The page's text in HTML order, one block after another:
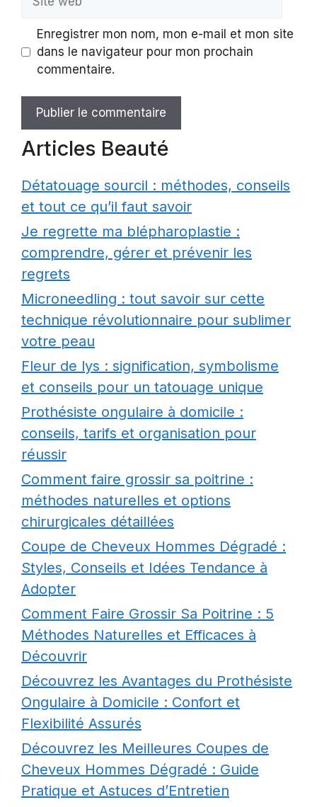
web
Enregistrer mon nom, mon e-mail et mon site
dans le navigateur pour mon prochain
commentaire.
Articles Beauté
Détatouage sourcil : méthodes, conseils
et tout ce qu’il faut savoir
Je regrette ma blépharoplastie :
comprendre, gérer et prévenir les
regrets
Microneedling : tout savoir sur cette
technique révolutionnaire pour sublimer
votre peau
Fleur de lys : signification, symbolisme
et conseils pour un tatouage unique
Prothésiste ongulaire à domicile :
conseils, tarifs et organisation pour
réussir
Comment faire grossir sa poitrine :
méthodes naturelles et options
chirurgicales détaillées
Coupe de Cheveux Hommes Dégradé :
Styles, Conseils et Idées Tendance à
Adopter
Comment Faire Grossir Sa Poitrine : 5
Méthodes Naturelles et Efficaces à
Découvrir
Découvrez les Avantages du Prothésiste
Ongulaire à Domicile : Confort et
Flexibilité Assurés
Découvrez les Meilleures Coupes de
Cheveux Hommes Dégradé : Guide
Pratique et Astuces d’Entretien